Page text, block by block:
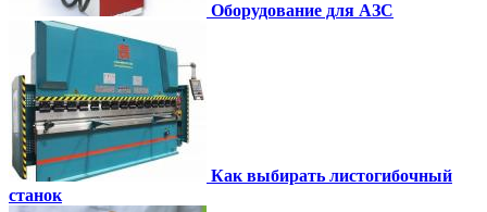
Оборудование для АЗС
Как выбирать листогибочный
станок